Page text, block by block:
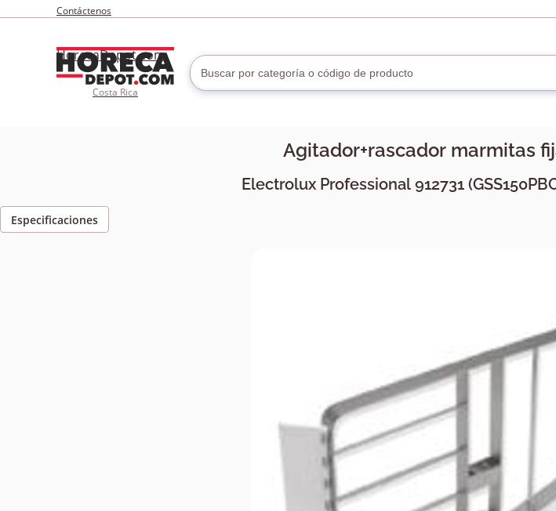
Contáctenos
HorecaDepot.com
Costa Rica
Agitador+rascador marmitas
Electrolux Professional 912731 (
Especificaciones